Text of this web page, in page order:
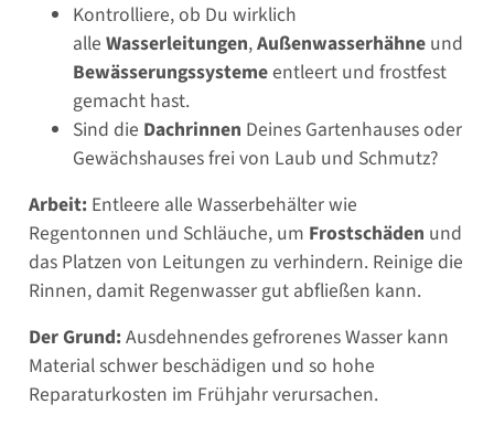
Kontrolliere, ob Du wirklich
alle Wasserleitungen,Außenwasserhähne und
Bewässerungssystemeentleert und frostfest
gemacht hast.
Sind die Dachrinnen Deines Gartenhauses oder
Gewächshauses frei von Laub und Schmutz?
Arbeit: Entleere alle Wasserbehälter wie
Regentonnen und Schläuche, um Frostschäden und
das Platzen von Leitungen zu verhindern. Reinige die
Rinnen, damit Regenwasser gut abfließen kann.
Der Grund:Ausdehnendes gefrorenes Wasser kann
Material schwer beschädigen und so hohe
Reparaturkosten im Frühjahr verursachen.